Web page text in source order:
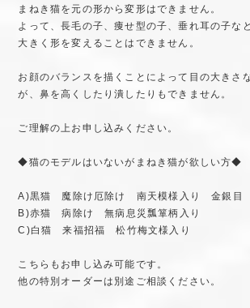
まねき猫を元の形から変形はできません。
よって、長毛の子、痩せ型の子、垂れ耳の子な
大きく形を変えることはできません。
お顔のバランスを描くことによって目の大きさ
が、鼻を高くしたり潰したりもできません。
ご理解の上お申し込みください。
◆猫のモデルはいないがまねき猫が欲しい方◆
A)黒猫 魔除け厄除け 南天模様入り 金銀目
B)赤猫 病除け 無病息災瓢箪柄入り
C)白猫 来福招福 松竹梅文様入り
こちらもお申し込み可能です。
他の特別オーダーは別途ご相談ください。